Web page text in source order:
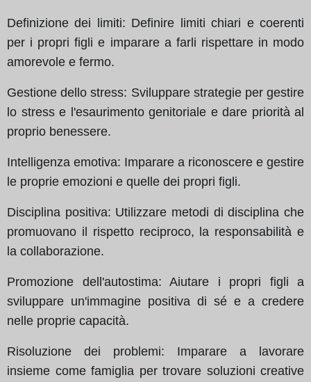
Definizione dei limiti: Definire limiti chiari e coerenti
per i propri figli e imparare a farli rispettare in modo
amorevole e fermo.
Gestione dello stress: Sviluppare strategie per gestire
lo stress e l'esaurimento genitoriale e dare priorità al
proprio benessere.
Intelligenza emotiva: Imparare a riconoscere e gestire
le proprie emozioni e quelle dei propri figli.
Disciplina positiva: Utilizzare metodi di disciplina che
promuovano il rispetto reciproco, la responsabilità e
la collaborazione.
Promozione dell'autostima: Aiutare i propri figli a
sviluppare un'immagine positiva di sé e a credere
nelle proprie capacità.
Risoluzione dei problemi: Imparare a lavorare
insieme come famiglia per trovare soluzioni creative